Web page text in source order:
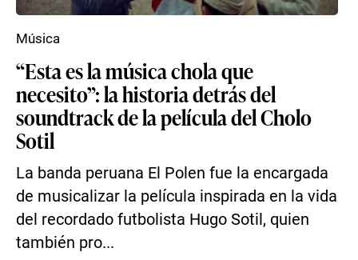
“Esta es la música chola que
necesito”: la historia detrás del
soundtrack de la película del Cholo
Sotil
La banda peruana El Polen fue la encargada
de musicalizar la película inspirada en la vida
del recordado futbolista Hugo Sotil, quien
también pro...
Música